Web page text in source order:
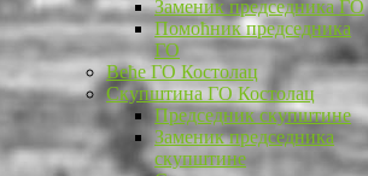
Заменик председника ГО
Помоћник председника
ГО
Веће ГО Костолац
Скупштина ГО Костолац
Председник скупштине
Заменик председника
скупштине